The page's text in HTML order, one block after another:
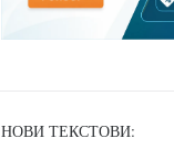
НОВИ ТЕКСТОВИ: